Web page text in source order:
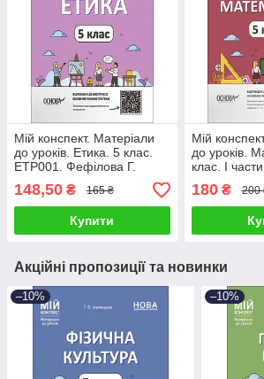
Мій конспект. Матеріали
до уроків. Етика. 5 клас.
ЕТР001. Фефілова Г.
148,50 ₴ 165 ₴
Купити
Мій
до уроків.
клас. I
конспект.
уроків.
180₴ 200
Акційні пропозиції та новинки
–10% –10%